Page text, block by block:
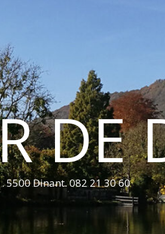
DE
5500 Dinant. 082 21 30 60